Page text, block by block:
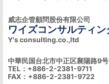
威志企管顧問股份有限公司
ワイズコンサルティン
Y's consulting.co.,ltd
中華民国台北市中正区襄陽路9
TEL：+886-2-2381-9711
FAX：+886-2-2381-9722